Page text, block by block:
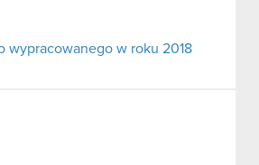
wypracowanego w roku 2018